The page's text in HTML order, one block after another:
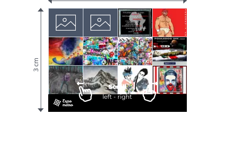
3 cm
Scroll
left - right